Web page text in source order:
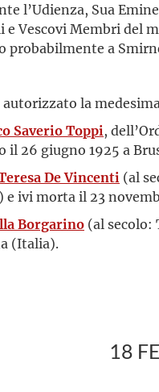
l’Udienza, Sua
e Vescovi Membri del
probabilmente a
la
Saverio Toppi,
il 26 giugno 1925 a
De Vincenti (al
e ivi morta il 23
Borgarino (al secolo:
(Italia).
18